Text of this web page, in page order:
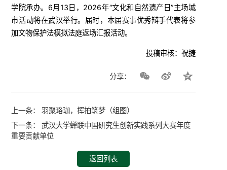
学院承办。6月13日，2026年“文化和自然遗产日”主场城
市活动将在武汉举行。届时，本届赛事优秀辩手代表将参
加文物保护法模拟法庭返场汇报活动。
投稿审核：祝捷
分享：
上一条：羽聚珞珈，挥拍筑梦（组图）
下一条：武汉大学蝉联中国研究生创新实践系列大赛年度
重要贡献单位
返回列表